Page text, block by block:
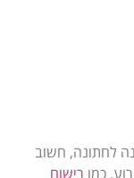
לחתונה, חשוב
כמו רישום